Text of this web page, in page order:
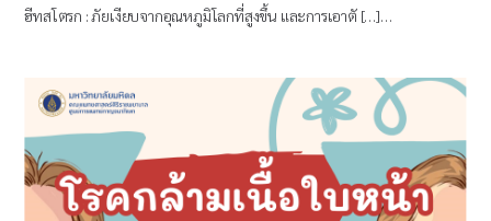
ฮีทสโตรก : ภัยเงียบจากอุณหภูมิโลกที่สูงขึ้น และการเอาตั […]…